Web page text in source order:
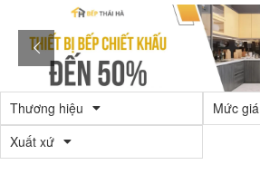
Thương hiệu
Mức giá
Xuất xứ